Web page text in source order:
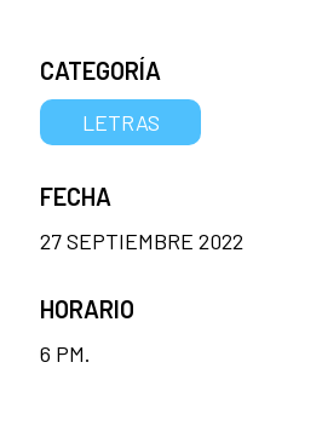
CATEGORÍA
LETRAS
FECHA
27 SEPTIEMBRE 2022
HORARIO
6 PM.